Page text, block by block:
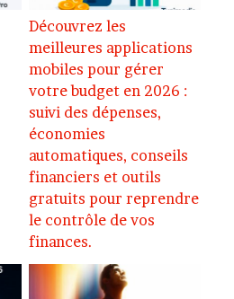
Découvrez les
meilleures applications
mobiles pour gérer
votre budget en 2026 :
suivi des dépenses,
économies
automatiques, conseils
financiers et outils
gratuits pour reprendre
le contrôle de vos
finances.